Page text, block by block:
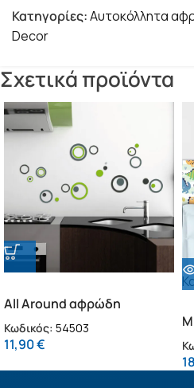
Κατηγορίες:Αυτοκόλλητα
Decor
Σχετικά προϊόντα
All Around αφρώδη
αυτοκόλλητα τοίχου M
(54503)
Κωδικός: 54503
11,90€
18